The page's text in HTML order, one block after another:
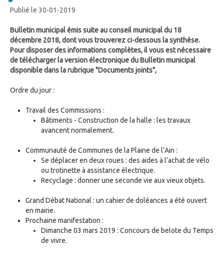
Publié le 30-01-2019
Bulletin municipal émis suite au conseil municipal du 18
décembre 2018, dont vous trouverez ci-dessous la synthèse.
Pour disposer des informations complètes, il vous est nécessaire
de télécharger la version électronique du Bulletin municipal
disponible dans la rubrique "Documents joints",
Ordre du jour :
Travail des Commissions :
Bâtiments - Construction de la halle : les travaux
avancent normalement.
Communauté de Communes de la Plaine de l’Ain :
Se déplacer en deux roues : des aides à l’achat de vélo
ou trotinette à assistance électrique.
Recyclage : donner une seconde vie aux vieux objets.
Grand Débat National : un cahier de doléances a été ouvert
en mairie.
Prochaine manifestation :
Dimanche 03 mars 2019 : Concours de belote du Temps
de vivre.